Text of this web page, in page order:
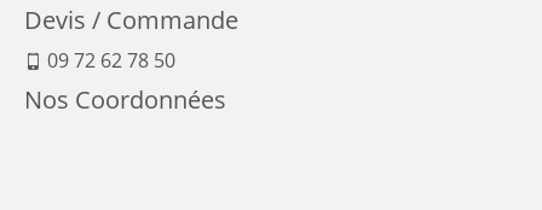
Devis / Commande
09 72 62 78 50
Nos Coordonnées